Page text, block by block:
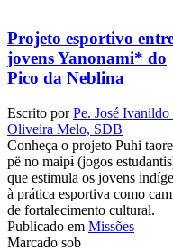
Projeto esportivo
jovens Yanonami* do
Pico da Neblina
Escrito porPe. José Ivanildo
Oliveira Melo, SDB
Conheça o projeto Puhi
pë no maipɨ (jogos
que estimula os jovens
à prática esportiva como
de fortalecimento cultural.
Publicado em Missões
Marcado sob